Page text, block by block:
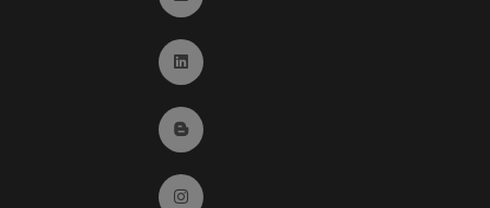
Ir a Linkedin (abre en ventana nueva)
Ir al Blog (abre en ventana nueva)
Ir a Instagram (abre en ventana nueva)